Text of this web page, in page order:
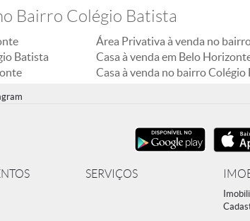
Bairro Colégio Batista
Batista
Área Privativa à venda no
Casa à venda em Belo
Casa à venda no bairro Colégio
SERVIÇOS